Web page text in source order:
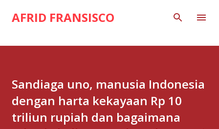
Skip to main content
AFRID FRANSISCO
Sandiaga uno, manusia Indonesia
dengan harta kekayaan Rp 10
triliun rupiah dan bagaimana